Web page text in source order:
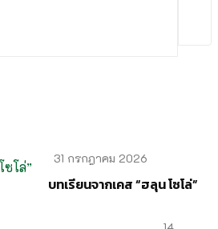
31 กรกฎาคม 2026
บทเรียนจากเคส “ฮลุน โซโล่”